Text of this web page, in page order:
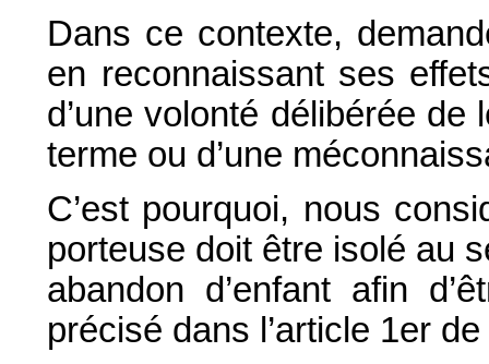
Dans ce contexte,
en reconnaissant ses
d’une volonté délibérée
terme ou d’une
C’est pourquoi, nous
porteuse doit être isolé au
abandon d’enfant afin
précisé dans l’article 1er